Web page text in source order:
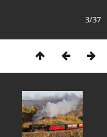
3/37